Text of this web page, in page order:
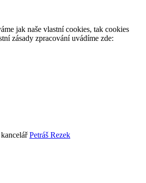
jak naše vlastní cookies, tak cookies
zásady zpracování uvádíme zde:
Petráš Rezek